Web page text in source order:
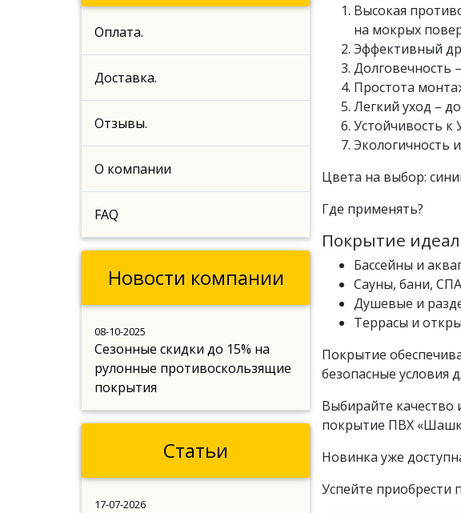
Высокая
на мокрых
Эффективный
Долговечность
Простота
Легкий уход –
Устойчивость к
Экологичность
Цвета на выбор:
Где применять?
Покрытие
Бассейны и
Сауны, бани,
Душевые и
Террасы и
Покрытие
безопасные условия
Выбирайте качество
покрытие ПВХ
Новинка уже
Успейте приобрести
Оплата.
Доставка.
Отзывы.
О компании
FAQ
Новости компании
08-10-2025
Сезонные скидки до 15% на
рулонные противоскользящие
покрытия
Статьи
17-07-2026